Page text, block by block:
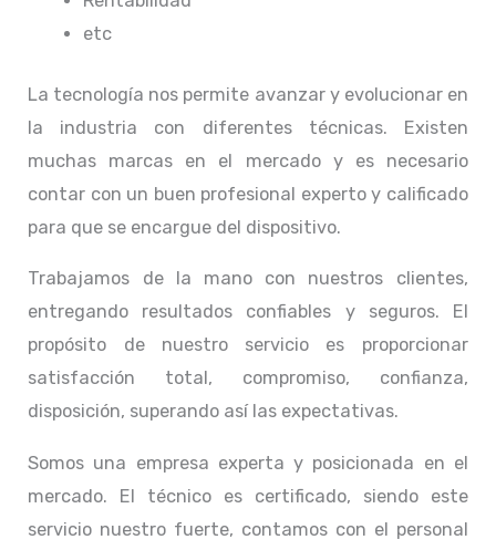
etc
La tecnología nos permite avanzar y evolucionar en
la industria con diferentes técnicas. Existen
muchas marcas en el mercado y es necesario
contar con un buen profesional experto y calificado
para que se encargue del dispositivo.
Trabajamos de la mano con nuestros clientes,
entregando resultados confiables y seguros. El
propósito de nuestro servicio es proporcionar
satisfacción total, compromiso, confianza,
disposición, superando así las expectativas.
Somos una empresa experta y posicionada en el
mercado. El técnico es certificado, siendo este
servicio nuestro fuerte, contamos con el personal